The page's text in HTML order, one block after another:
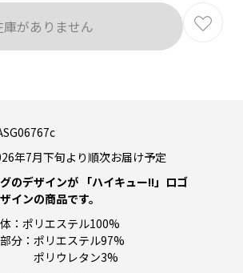
年7月下旬より順次お届け予定
のデザインが 「ハイキュー!!」ロゴ
インの商品です。
：ポリエステル100%
分：ポリエステル97%
リウレタン3%
庫がありません